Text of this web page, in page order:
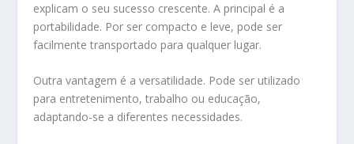
explicam o seu sucesso crescente. A principal é a
portabilidade. Por ser compacto e leve, pode ser
facilmente transportado para qualquer lugar.
Outra vantagem é a versatilidade. Pode ser utilizado
para entretenimento, trabalho ou educação,
adaptando-se a diferentes necessidades.